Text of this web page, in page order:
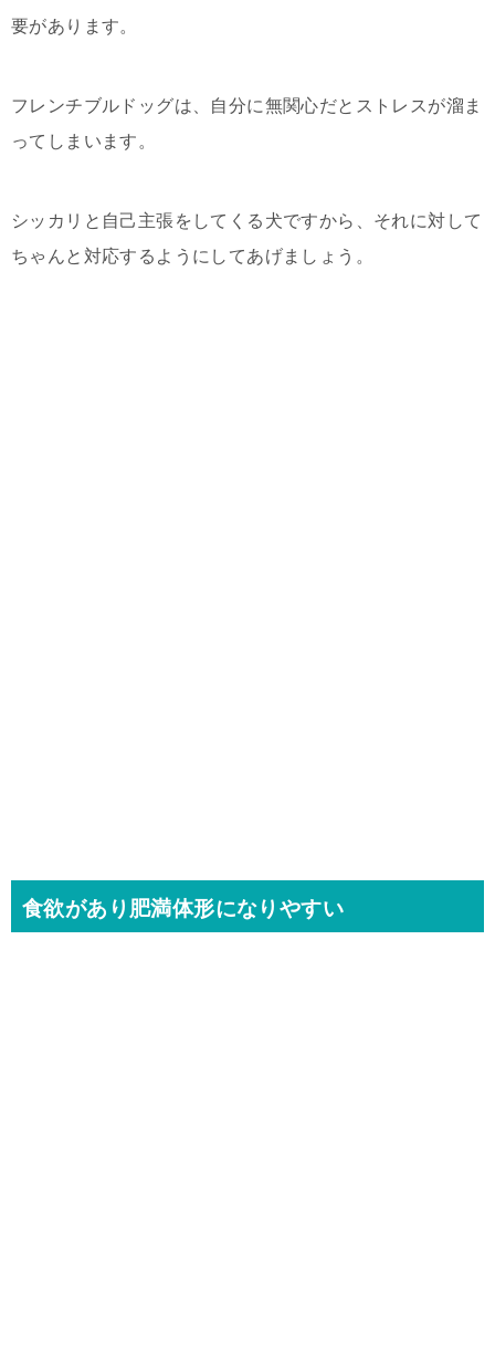
要があります。
フレンチブルドッグは、自分に無関心だとストレスが溜ま
ってしまいます。
シッカリと自己主張をしてくる犬ですから、それに対して
ちゃんと対応するようにしてあげましょう。
食欲があり肥満体形になりやすい